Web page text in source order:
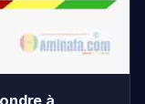
à
graves
à Ratoma, trois